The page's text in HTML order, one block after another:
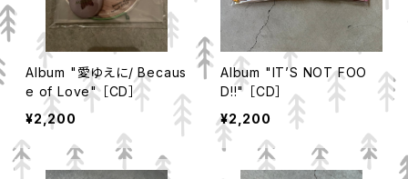
Album "愛ゆえに/ Becaus
e of Love" ［CD］
¥2,200
Album "IT’S NOT FOO
D!!" ［CD］
¥2,200